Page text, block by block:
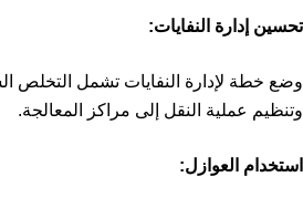
تحسين إدارة النفايات:
وضع خطة لإدارة النفايات تشمل التخلص
وتنظيم عملية النقل إلى مراكز المعالجة.
استخدام العوازل: